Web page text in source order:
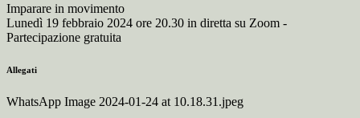
Imparare in movimento
Lunedì 19 febbraio 2024 ore 20.30 in diretta su Zoom -
Partecipazione gratuita
Allegati
WhatsApp Image 2024-01-24 at 10.18.31.jpeg